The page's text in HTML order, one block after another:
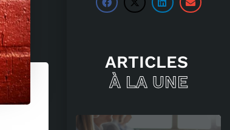
ARTICLES
À LA UNE